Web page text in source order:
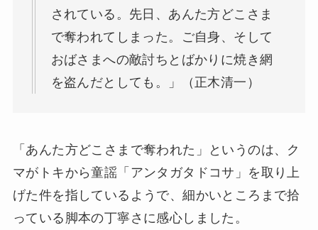
されている。先日、あんた方どこさま
で奪われてしまった。ご自身、そして
おばさまへの敵討ちとばかりに焼き網
を盗んだとしても。」（正木清一）
「あんた方どこさまで奪われた」というのは、ク
マがトキから童謡「アンタガタドコサ」を取り上
げた件を指しているようで、細かいところまで拾
っている脚本の丁寧さに感心しました。